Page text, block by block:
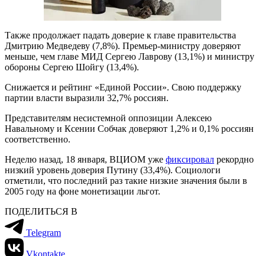
Также продолжает падать доверие к главе правительства
Дмитрию Медведеву (7,8%). Премьер-министру доверяют
меньше, чем главе МИД Сергею Лаврову (13,1%) и министру
обороны Сергею Шойгу (13,4%).
Снижается и рейтинг «Единой России». Свою поддержку
партии власти выразили 32,7% россиян.
Представителям несистемной оппозиции Алексею
Навальному и Ксении Собчак доверяют 1,2% и 0,1% россиян
соответственно.
Неделю назад, 18 января, ВЦИОМ уже фиксировал рекордно
низкий уровень доверия Путину (33,4%). Социологи
отметили, что последний раз такие низкие значения были в
2005 году на фоне монетизации льгот.
ПОДЕЛИТЬСЯ В
Telegram
Vkontakte